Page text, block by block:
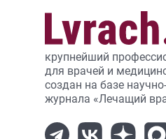
крупнейший
для врачей и
создан на базе
журнала «Лечащий